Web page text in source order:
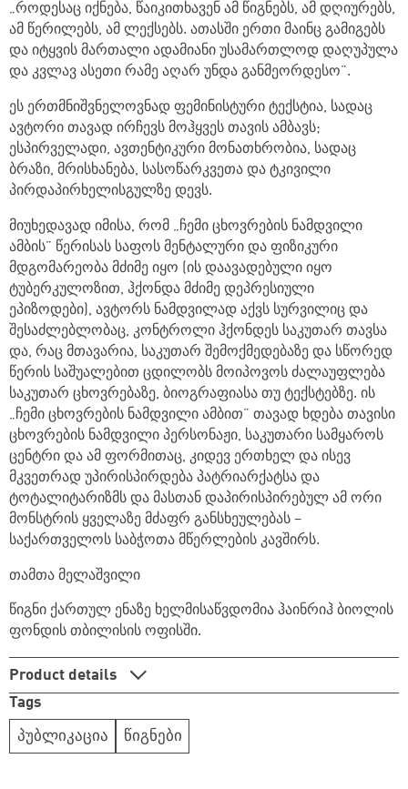
„როდესაც იქნება, წაიკითხავენ ამ წიგნებს, ამ დღიურებს,
ამ წერილებს, ამ ლექსებს. ათასში ერთი მაინც გამიგებს
და იტყვის მართალი ადამიანი უსამართლოდ დაღუპულა
და კვლავ ასეთი რამე აღარ უნდა განმეორდესო”.
ეს ერთმნიშვნელოვნად ფემინისტური ტექსტია, სადაც
ავტორი თავად ირჩევს მოჰყვეს თავის ამბავს;
ესპირველადი, ავთენტიკური მონათხრობია, სადაც
ბრაზი, მრისხანება, სასოწარკვეთა და ტკივილი
პირდაპირხელისგულზე დევს.
მიუხედავად იმისა, რომ „ჩემი ცხოვრების ნამდვილი
ამბის” წერისას საფოს მენტალური და ფიზიკური
მდგომარეობა მძიმე იყო (ის დაავადებული იყო
ტუბერკულოზით, ჰქონდა მძიმე დეპრესიული
ეპიზოდები), ავტორს ნამდვილად აქვს სურვილიც და
შესაძლებლობაც, კონტროლი ჰქონდეს საკუთარ თავსა
და, რაც მთავარია, საკუთარ შემოქმედებაზე და სწორედ
წერის საშუალებით ცდილობს მოიპოვოს ძალაუფლება
საკუთარ ცხოვრებაზე, ბიოგრაფიასა თუ ტექსტებზე. ის
„ჩემი ცხოვრების ნამდვილი ამბით” თავად ხდება თავისი
ცხოვრების ნამდვილი პერსონაჟი, საკუთარი სამყაროს
ცენტრი და ამ ფორმითაც, კიდევ ერთხელ და ისევ
მკვეთრად უპირისპირდება პატრიარქატსა და
ტოტალიტარიზმს და მასთან დაპირისპირებულ ამ ორი
მონსტრის ყველაზე მძაფრ განსხეულებას –
საქართველოს საბჭოთა მწერლების კავშირს.
თამთა მელაშვილი
წიგნი ქართულ ენაზე ხელმისაწვდომია ჰაინრიჰ ბიოლის
ფონდის თბილისის ოფისში.
Product details
Tags
პუბლიკაცია წიგნები